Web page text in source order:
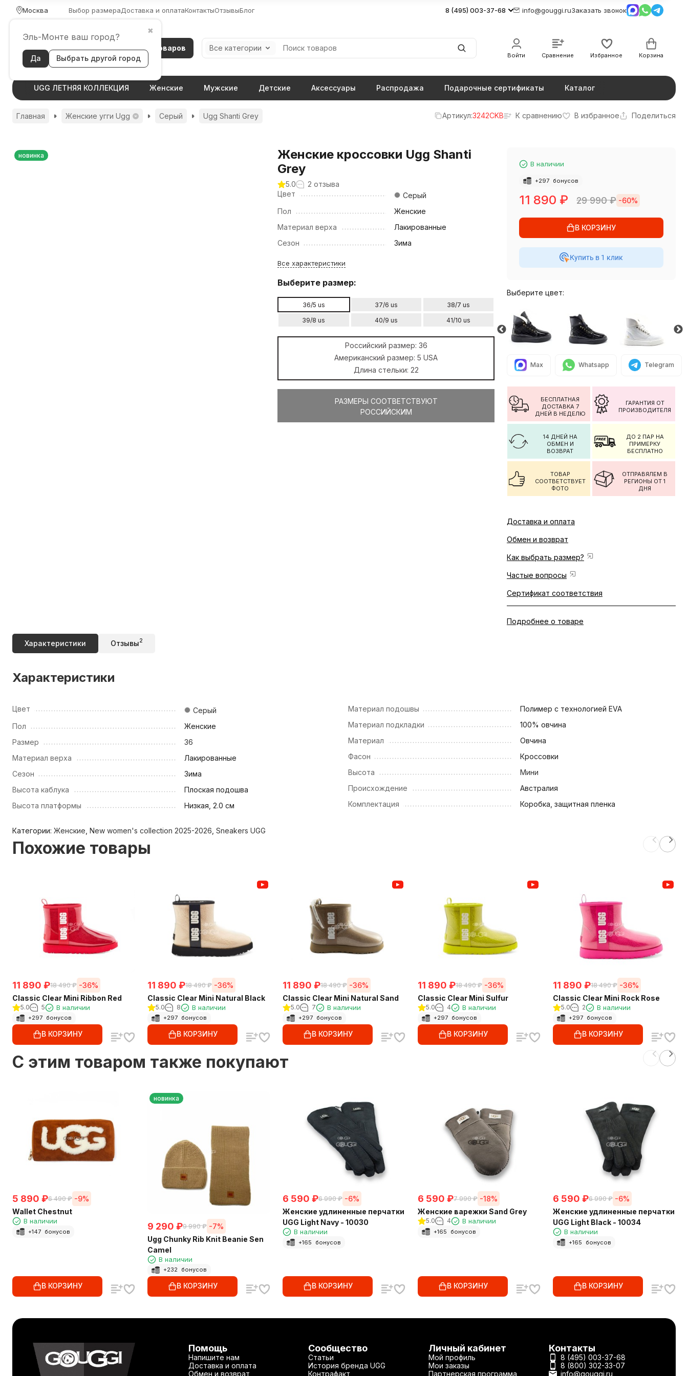
Москва
✖
Эль-Монте ваш город?
Да Выбрать другой город
Выбор размераДоставка и оплатаКонтактыОтзывыБлог 8 (495) 003-37-68 info@gouggi.ruЗаказать звонок
Каталог товаров Все категории
Войти Сравнение Избранное Корзина
UGG ЛЕТНЯЯ КОЛЛЕКЦИЯ Женские Мужские Детские Аксессуары Распродажа Подарочные сертификаты Каталог
Главная Женские угги Ugg Серый Ugg Shanti Grey Артикул:3242CKB К сравнению В избранное Поделиться
новинка
Женские кроссовки Ugg Shanti
Grey
5.0
2 отзыва
Цвет
Серый
Пол
Женские
Материал верха
Лакированные
Сезон
Зима
Все характеристики
Выберите размер:
36/5 us 37/6 us
38/7 us
39/8 us
40/9 us 41/10 us
Российский размер: 36
Американский размер:5 USA
Длина стельки: 22
РАЗМЕРЫ СООТВЕТСТВУЮТ
РОССИЙСКИМ
В наличии
+297 бонусов
11 890 ₽ 29 990₽ -60%
В КОРЗИНУ
Купить в 1 клик
Выберите цвет:
Max Whatsapp Telegram
БЕСПЛАТНАЯ
ДОСТАВКА 7
ДНЕЙ В НЕДЕЛЮ
ГАРАНТИЯ ОТ
ПРОИЗВОДИТЕЛЯ
14 ДНЕЙ НА
ОБМЕН И
ВОЗВРАТ
ДО 2 ПАР НА
ПРИМЕРКУ
БЕСПЛАТНО
ТОВАР
СООТВЕТСТВУЕТ
ФОТО
ОТПРАВЯЛЕМ В
РЕГИОНЫ ОТ 1
ДНЯ
Доставка и оплата
Обмен и возврат
Как выбрать размер?
Частые вопросы
Сертификат соответствия
Подробнее о товаре
Характеристики Отзывы2
Характеристики
Цвет
Серый
Пол
Женские
Размер
36
Материал верха
Лакированные
Сезон
Зима
Высота каблука
Плоская подошва
Высота платформы
Низкая, 2.0 см
Материал подошвы
Полимер с технологией EVA
Материал подкладки
100% овчина
Материал
Овчина
Фасон
Кроссовки
Высота
Мини
Происхождение
Австралия
Комплектация
Коробка, защитная пленка
Категории: Женские New women's collection 2025-2026 Sneakers UGG
Похожие товары
11 890 ₽18 490 ₽ -36%
Classic Clear Mini Ribbon Red
5.0 5 В наличии
+297 бонусов
В КОРЗИНУ
11 890 ₽18 490 ₽ -36%
Classic Clear Mini Natural Black
5.0 8 В наличии
+297 бонусов
В КОРЗИНУ
11 890 ₽18 490 ₽ -36%
Classic Clear Mini Natural Sand
5.0 7 В наличии
+297 бонусов
В КОРЗИНУ
11 890 ₽18 490 ₽ -36%
Classic Clear Mini Sulfur
5.0 4 В наличии
+297 бонусов
В КОРЗИНУ
11 890 ₽18 490 ₽ -36%
Classic Clear Mini Rock Rose
5.0 2 В наличии
+297 бонусов
В КОРЗИНУ
C этим товаром также покупают
5 890 ₽6 490 ₽ -9%
Wallet Chestnut
В наличии
+147 бонусов
В КОРЗИНУ
новинка
9 290 ₽9 990 ₽ -7%
Ugg Chunky Rib Knit Beanie Sen
Camel
В наличии
+232 бонусов
В КОРЗИНУ
6 590 ₽6 990 ₽ -6%
Женские удлиненные перчатки
UGG Light Navy - 10030
В наличии
+165 бонусов
В КОРЗИНУ
6 590 ₽7 990 ₽ -18%
Женские варежки Sand Grey
5.0 4 В наличии
+165 бонусов
В КОРЗИНУ
6 590 ₽6 990 ₽ -6%
Женские удлиненные перчатки
UGG Light Black - 10034
В наличии
+165 бонусов
В КОРЗИНУ
Помощь
Напишите нам
Доставка и оплата
Обмен и возврат
Сообщество
Статьи
История бренда UGG
Контрафакт
Личный кабинет
Мой профиль
Мои заказы
Партнерская программа
Контакты
8 (495) 003-37-68
8 (800) 302-33-07
info@gouggi.ru